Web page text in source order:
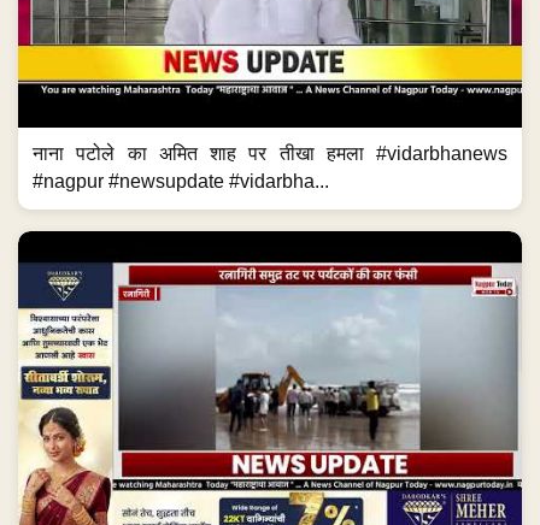
रत्नागिरी समुद्र तट पर पर्यटकों की कार फंसी #maharashtranews
#ratnagiri #newsupdate #maharashtra
Watch More
Domain & Hosting FREE for 1 Year